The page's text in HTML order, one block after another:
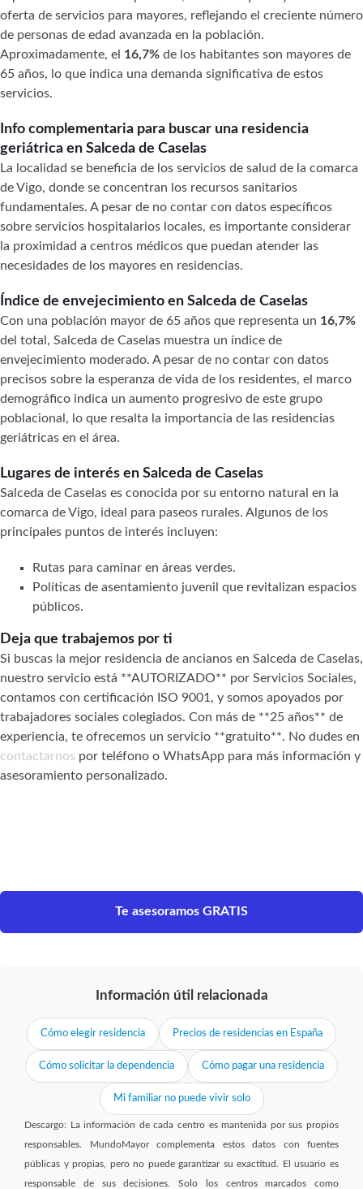
oferta de servicios para mayores, reflejando el creciente número
de personas de edad avanzada en la población.
Aproximadamente, el 16,7% de los habitantes son mayores de
65 años, lo que indica una demanda significativa de estos
servicios.
Info complementaria para buscar una residencia
geriátrica en Salceda de Caselas
La localidad se beneficia de los servicios de salud de la comarca
de Vigo, donde se concentran los recursos sanitarios
fundamentales. A pesar de no contar con datos específicos
sobre servicios hospitalarios locales, es importante considerar
la proximidad a centros médicos que puedan atender las
necesidades de los mayores en residencias.
Índice de envejecimiento en Salceda de Caselas
Con una población mayor de 65 años que representa un 16,7%
del total, Salceda de Caselas muestra un índice de
envejecimiento moderado. A pesar de no contar con datos
precisos sobre la esperanza de vida de los residentes, el marco
demográfico indica un aumento progresivo de este grupo
poblacional, lo que resalta la importancia de las residencias
geriátricas en el área.
Lugares de interés en Salceda de Caselas
Salceda de Caselas es conocida por su entorno natural en la
comarca de Vigo, ideal para paseos rurales. Algunos de los
principales puntos de interés incluyen:
Rutas para caminar en áreas verdes.
Políticas de asentamiento juvenil que revitalizan espacios
públicos.
Deja que trabajemos por ti
Si buscas la mejor residencia de ancianos en Salceda de Caselas,
nuestro servicio está **AUTORIZADO** por Servicios Sociales,
contamos con certificación ISO 9001, y somos apoyados por
trabajadores sociales colegiados. Con más de **25 años** de
experiencia, te ofrecemos un servicio **gratuito**. No dudes en
contactarnos por teléfono o WhatsApp para más información y
asesoramiento personalizado.
Te asesoramos GRATIS
Información útil relacionada
Cómo elegir residencia Precios de residencias en España
Cómo solicitar la dependencia Cómo pagar una residencia
Mi familiar no puede vivir solo
Descargo: La información de cada centro es mantenida por sus propios
responsables. MundoMayor complementa estos datos con fuentes
públicas y propias, pero no puede garantizar su exactitud. El usuario es
responsable de sus decisiones. Solo los centros marcados como